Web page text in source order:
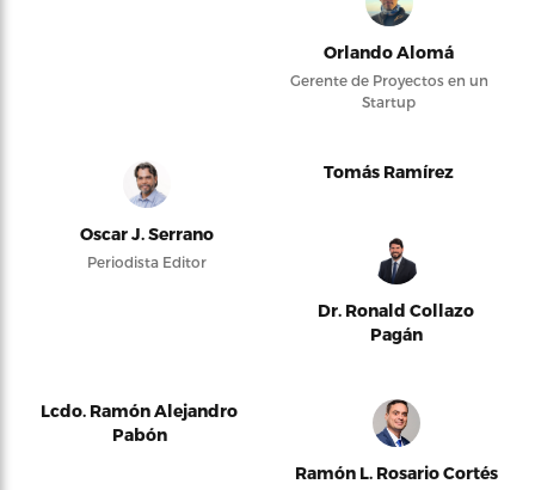
Orlando Alomá
Gerente de Proyectos en un
Startup
Oscar J. Serrano
Periodista Editor
Tomás Ramírez
Dr. Ronald Collazo
Pagán
Lcdo. Ramón Alejandro
Pabón
Ramón L. Rosario Cortés